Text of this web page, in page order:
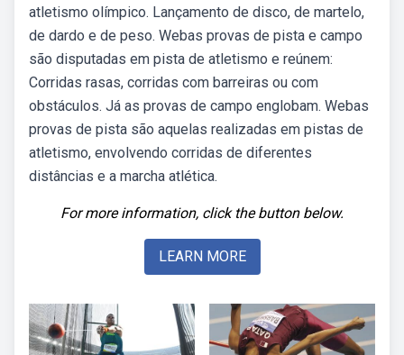
atletismo olímpico. Lançamento de disco, de martelo,
de dardo e de peso. Webas provas de pista e campo
são disputadas em pista de atletismo e reúnem:
Corridas rasas, corridas com barreiras ou com
obstáculos. Já as provas de campo englobam. Webas
provas de pista são aquelas realizadas em pistas de
atletismo, envolvendo corridas de diferentes
distâncias e a marcha atlética.
For more information, click the button below.
LEARN MORE